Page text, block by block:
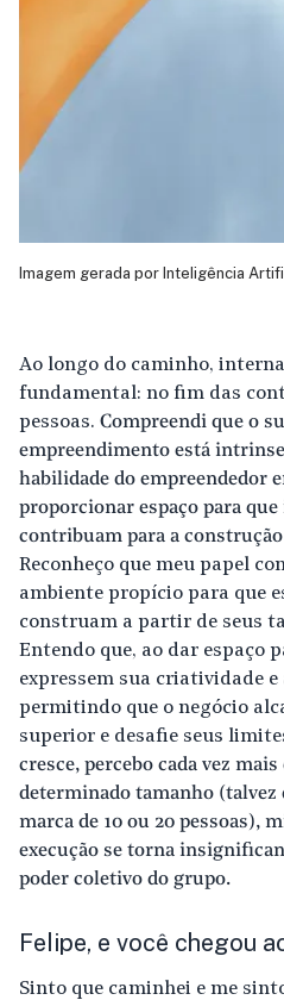
Imagem gerada por Inteligência
Ao longo do caminho,
fundamental: no fim das
pessoas. Compreendi que o
empreendimento está
habilidade do empreendedor
proporcionar espaço para
contribuam para a
Reconheço que meu papel
ambiente propício para que
construam a partir de seus
Entendo que, ao dar espaço
expressem sua criatividade
permitindo que o negócio
superior e desafie seus
cresce, percebo cada vez
determinado tamanho (talvez
marca de 10 ou 20 pessoas),
execução se torna
poder coletivo do grupo.
Felipe, e você chegou
Sinto que caminhei e me